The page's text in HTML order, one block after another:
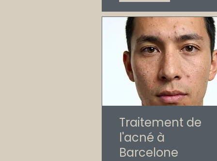
Traitement de
l'acné à
Barcelone